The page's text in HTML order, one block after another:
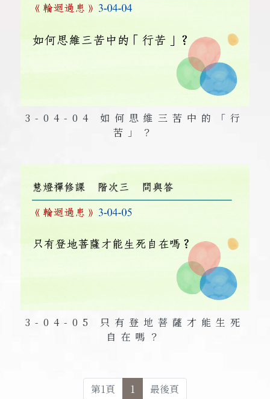
3-04-04 如何思維三苦中的「行
苦」？
3-04-05 只有登地菩薩才能生死
自在嗎？
第1頁 1 最後頁